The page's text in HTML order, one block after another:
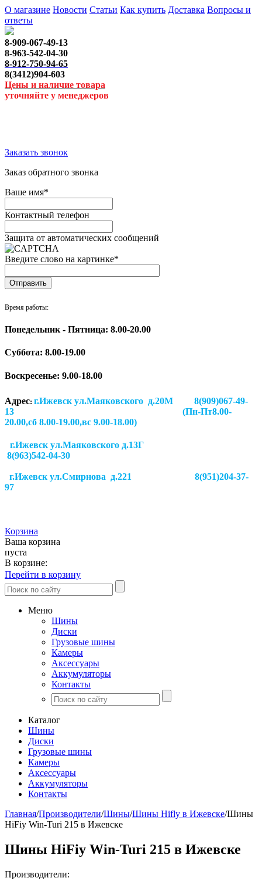
О магазине Новости Статьи Как купить Доставка Вопросы и
ответы
8-909-067-49-13
8-963-542-04-30
8-912-750-94-65
8(3412)904-603
Цены и наличие товара
уточняйте у менеджеров
Заказать звонок
Заказ обратного звонка
Ваше имя*
Контактный телефон
Защита от автоматических сообщений
Введите слово на картинке*
Время работы:
Понедельник - Пятница: 8.00-20.00
Суббота: 8.00-19.00
Воскресенье: 9.00-18.00
Адрес: г.Ижевск ул.Маяковского д.20М 8(909)067-49-
13 (Пн-Пт8.00-
20.00,сб 8.00-19.00,вс 9.00-18.00)
г.Ижевск ул.Маяковского д.13Г
8(963)542-04-30
г.Ижевск ул.Смирнова д.221
8(951)204-37-
97
Корзина
Ваша корзина
пуста
В корзине:
Перейти в корзину
Меню
Шины
Диски
Грузовые шины
Камеры
Аксессуары
Аккумуляторы
Контакты
Каталог
Шины
Диски
Грузовые шины
Камеры
Аксессуары
Аккумуляторы
Контакты
Главная/Производители/Шины/Шины Hifly в Ижевске/Шины
HiFiy Win-Turi 215 в Ижевске
Шины HiFiy Win-Turi 215 в Ижевске
Производители: